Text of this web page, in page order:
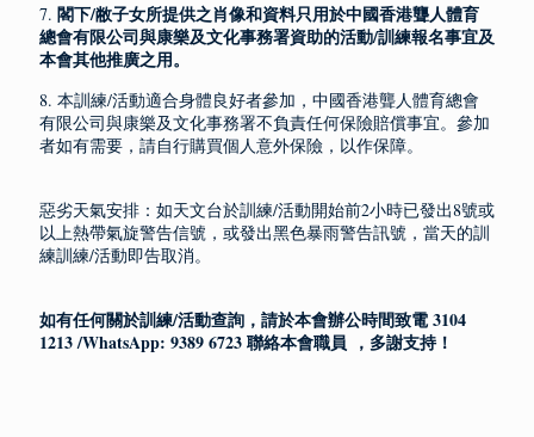
7. 閣下/敝子女所提供之肖像和資料只用於中國香港聾人體育
總會有限公司與康樂及文化事務署資助的活動/訓練報名事宜及
本會其他推廣之用。
8. 本訓練/活動適合身體良好者參加，中國香港聾人體育總會
有限公司與康樂及文化事務署不負責任何保險賠償事宜。參加
者如有需要，請自行購買個人意外保險，以作保障。
惡劣天氣安排：如天文台於訓練/活動開始前2小時已發出8號或
以上熱帶氣旋警告信號，或發出黑色暴雨警告訊號，當天的訓
練訓練/活動即告取消。
如有任何關於訓練/活動查詢，請於本會辦公時間致電 3104
1213 /WhatsApp: 9389 6723 聯絡本會職員 ，多謝支持！